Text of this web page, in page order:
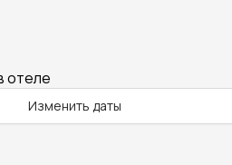
отеле
Изменить даты